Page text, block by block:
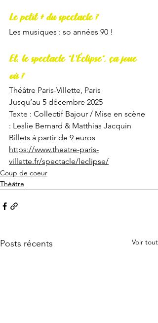
Le petit + du spectacle ?
Les musiques : so années 90 !
Et, le spectacle “L'Éclipse”, ça joue
où ?
Théâtre Paris-Villette, Paris
Jusqu’au 5 décembre 2025
Texte : Collectif Bajour / Mise en scène
: Leslie Bernard & Matthias Jacquin
Billets à partir de 9 euros
https://www.theatre-paris-
villette.fr/spectacle/leclipse/
Coup de coeur
Théâtre
Posts récents Voir tout